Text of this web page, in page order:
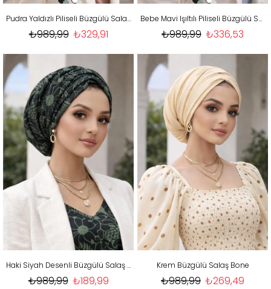
Pudra Yaldızlı Piliseli Büzgülü Salaş Bone
₺329,91
₺989,99
Bebe Mavi Işıltılı Piliseli Büzgülü Salaş Bone
₺336,53
₺989,99
Haki Siyah Desenli Büzgülü Salaş Bone
₺189,99
₺989,99
Krem Büzgülü Salaş Bone
₺269,49
₺989,99